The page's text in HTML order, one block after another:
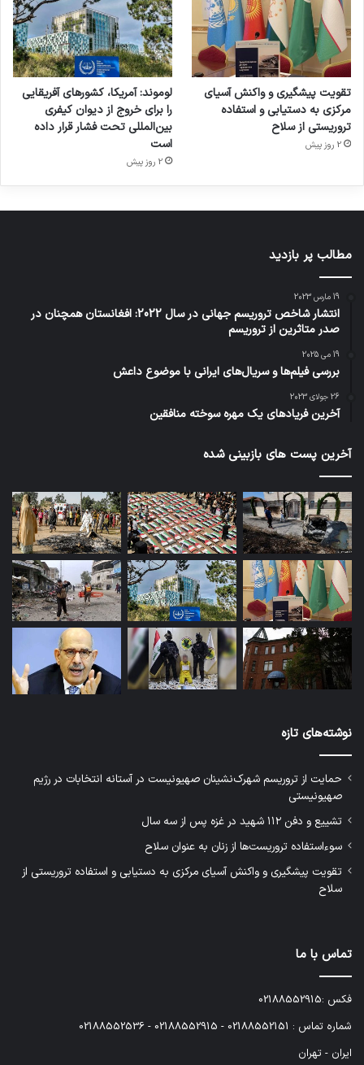
تقویت پیشگیری و واکنش آسیای
مرکزی به دستیابی و استفاده
تروریستی از سلاح
2 روز پیش
لوموند: آمریکا، کشورهای آفریقایی
را برای خروج از دیوان کیفری
بین‌المللی تحت فشار قرار داده
است
2 روز پیش
مطالب پر بازدید
19 مارس 2023
انتشار شاخص تروریسم جهانی در سال 2022: افغانستان همچنان در
صدر متاثرین از تروریسم
19 می 2025
بررسی فیلم‌ها و سریال‌های ایرانی با موضوع داعش
26 جولای 2023
آخرین فریادهای یک مهره سوخته منافقین
آخرین پست های بازبینی شده
نوشته‌های تازه
حمایت از تروریسم شهرک‌نشینان صهیونیست در آستانه انتخابات در رژیم
صهیونیستی
تشییع و دفن ۱۱۲ شهید در غزه پس از سه سال
سوءاستفاده تروریست‌ها از زنان به عنوان سلاح
تقویت پیشگیری و واکنش آسیای مرکزی به دستیابی و استفاده تروریستی از
سلاح
تماس با ما
فکس :02188552915
شماره تماس : 02188552151 - 02188552915 - 02188552536
ایران - تهران